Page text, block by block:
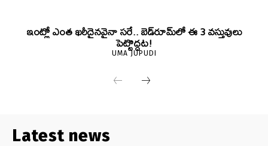
ఇంట్లో ఎంత ఖరీదైనవైనా సరే.. బెడ్‌రూమ్‌లో ఈ 3 వస్తువులు
పెట్టొద్దట!
UMA JUPUDI
Latest news